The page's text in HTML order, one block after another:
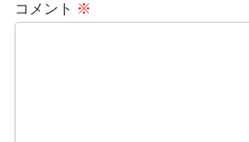
コメント ※